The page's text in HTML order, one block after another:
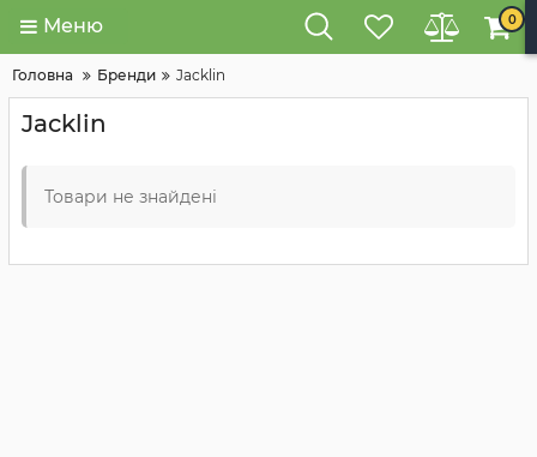
Меню 0
Головна Бренди Jacklin
Jacklin
Товари не знайдені